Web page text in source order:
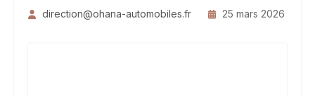
direction@ohana-automobiles.fr 25 mars 2026